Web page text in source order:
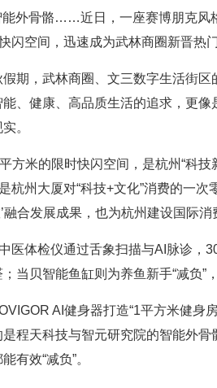
外骨骼……近日，一座赛博朋克风
闪空间，迅速成为武林商圈新晋热门
期，武林商圈、文三数字生活街
、健康、高品质生活的追求，更
。
方米的限时快闪空间，是杭州“科
杭州大厦对“科技+文化”消费的一
合发展成果，也为杭州建设国际消
医体检仪通过舌象扫描与AI脉诊
当贝智能鱼缸则为养鱼新手“减负”
AI健身器打造“1平方米健身
程天科技与智元研究院的智能外
有效“减负”。